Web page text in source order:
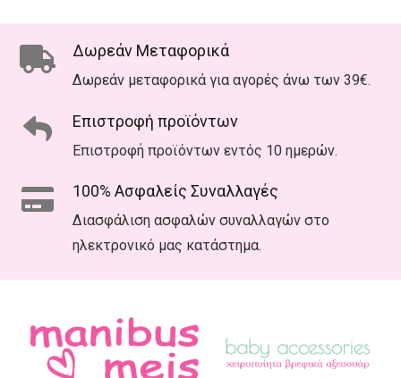
Δωρεάν Μεταφορικά
Δωρεάν μεταφορικά για αγορές άνω των 39€.
Επιστροφή προϊόντων
Επιστροφή προϊόντων εντός 10 ημερών.
100% Ασφαλείς Συναλλαγές
Διασφάλιση ασφαλών συναλλαγών στο
ηλεκτρονικό μας κατάστημα.